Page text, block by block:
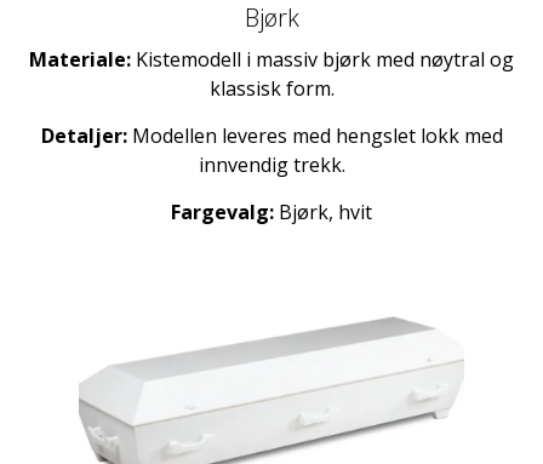
Bjørk
Materiale: Kistemodell i massiv bjørk med nøytral og
klassisk form.
Detaljer:Modellen leveres med hengslet lokk med
innvendig trekk.
Fargevalg: Bjørk, hvit